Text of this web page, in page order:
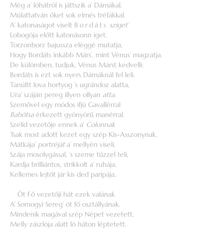
Még a’ lóhátról is játtszik a’ Dámákal,
Múlattatván őket sok elmés tréfákkal.
A’ katonaságot viselt Bordáts sziget’
Lobogója előtt katonásonn iget.
Torzonborz bajussza eléggé mutatja,
Hogy Bordáts inkább Márs’, mint Vénus’ magzatja.
De külömben, tudjuk, Vénus Márst kedvelli:
Bordáts is ezt sok nyers Dámáknál fel leli.
Tanúltt lova hortyog ’s ugrándoz alatta,
Ura’ száján pereg illyen ollyan atta.
Szemővel egy módos ifjú Gavallérral
Babótsaérkezett gyönyörű manérral.
Szelíd vezetője ennek a’ Colonnak
Tsak most adott kezet egy szép Kis-Asszonynak.
Mátkája’ portréjáta’ mellyén viseli,
Szája mosolygással, ’s szeme tűzzel teli,
Kardja brilliántos, strikkolt a’ ruhája,
Kellemes lejtőt jár kis ded paripája.
Öt Fő vezetőji hát ezek valának
A’ Somogyi Sereg’ öt fő osztállyának.
Mindenik magával szép Népet vezetett,
Melly zászlója alatt ló háton léptetett.